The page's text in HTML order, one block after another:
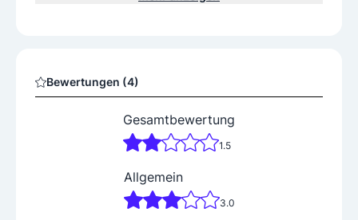
Bewertungen (4)
Gesamtbewertung
1.5
Allgemein
3.0